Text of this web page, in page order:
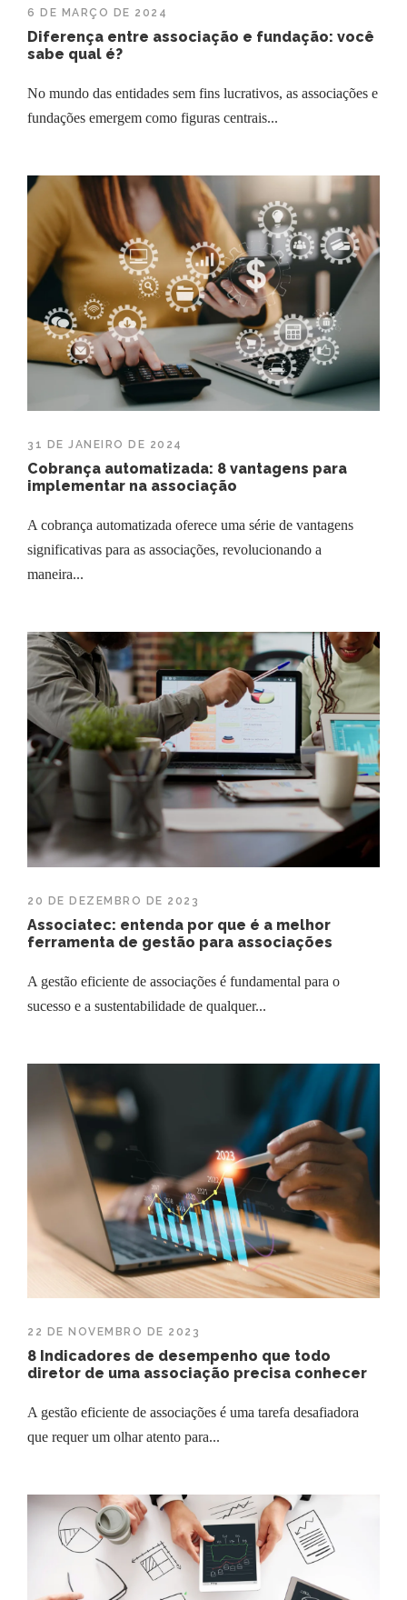
6 DE MARÇO DE 2024
Diferença entre associação e fundação: você
sabe qual é?
No mundo das entidades sem fins lucrativos, as associações e
fundações emergem como figuras centrais...
31 DE JANEIRO DE 2024
Cobrança automatizada: 8 vantagens para
implementar na associação
A cobrança automatizada oferece uma série de vantagens
significativas para as associações, revolucionando a
maneira...
20 DE DEZEMBRO DE 2023
Associatec: entenda por que é a melhor
ferramenta de gestão para associações
A gestão eficiente de associações é fundamental para o
sucesso e a sustentabilidade de qualquer...
22 DE NOVEMBRO DE 2023
8 Indicadores de desempenho que todo
diretor de uma associação precisa conhecer
A gestão eficiente de associações é uma tarefa desafiadora
que requer um olhar atento para...